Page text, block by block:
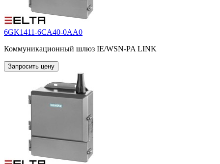
6GK1411-6CA40-0AA0
Коммуникационный шлюз IE/WSN-PA LINK
Запросить цену